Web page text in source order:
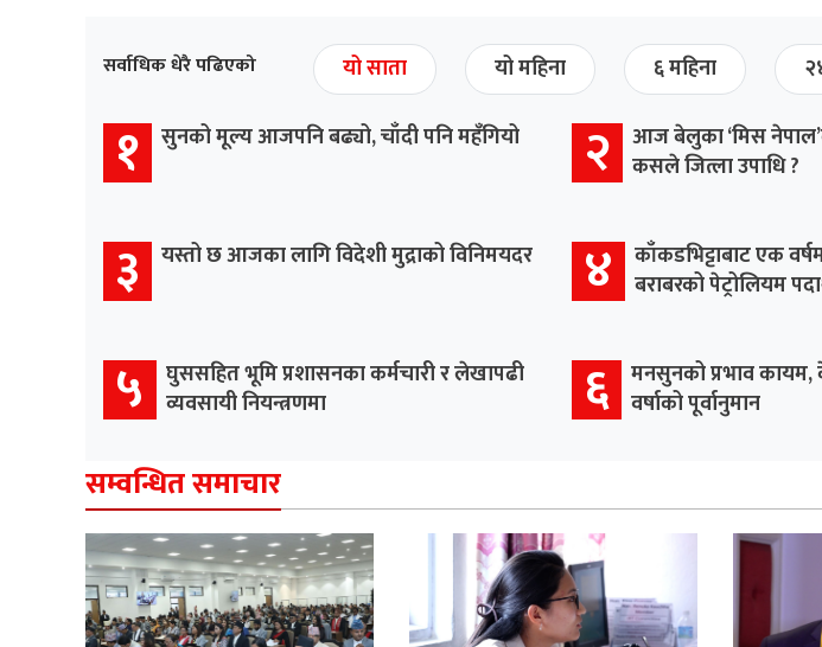
सर्वाधिक धेरै पढिएको यो साता यो महिना ६ महिना
१ सुनको मूल्य आजपनि बढ्यो, चाँदी पनि महँगियो २
आज बेलुका ‘मिस
कसले जित्ला उपाधि ?
३ यस्तो छ आजका लागि विदेशी मुद्राको विनिमयदर ४
काँकडभिट्टाबाट एक
बराबरको पेट्रोलियम
५
घुससहित भूमि प्रशासनका कर्मचारी र लेखापढी
व्यवसायी नियन्त्रणमा
६ मनसुनको प्रभाव कायम,
वर्षाको पूर्वानुमान
सम्वन्धित समाचार